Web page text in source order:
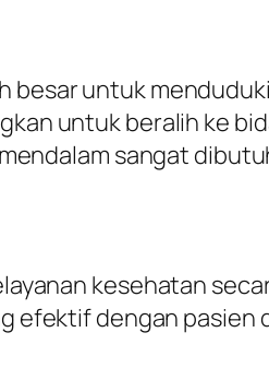
besar untuk
untuk beralih ke
sangat
kesehatan
efektif dengan pasien